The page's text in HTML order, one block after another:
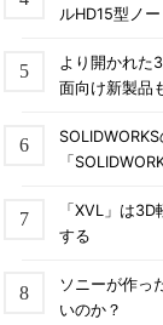
ルHD15型ノ
より開かれた
面向け新製品
「
「XVL」は
する
ソニーが作っ
いのか？